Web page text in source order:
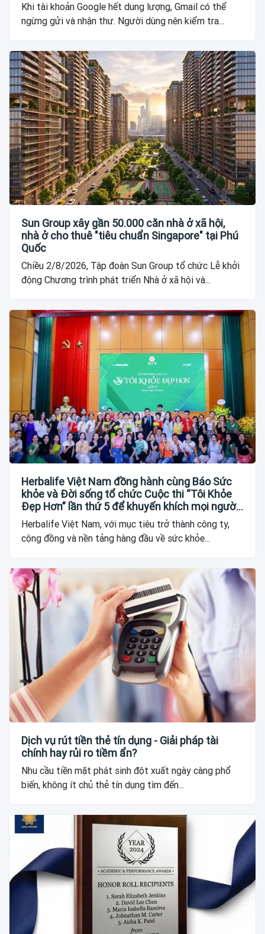
Khi tài khoản Google hết dung lượng, Gmail có thể
ngừng gửi và nhận thư. Người dùng nên kiểm tra...
Sun Group xây gần 50.000 căn nhà ở xã hội,
nhà ở cho thuê "tiêu chuẩn Singapore" tại Phú
Quốc
Chiều 2/8/2026, Tập đoàn Sun Group tổ chức Lễ khởi
động Chương trình phát triển Nhà ở xã hội và...
Herbalife Việt Nam đồng hành cùng Báo Sức
khỏe và Đời sống tổ chức Cuộc thi “Tôi Khỏe
Đẹp Hơn” lần thứ 5 để khuyến khích mọi người
trở thành phiên bản tốt hơn của chính mình
Herbalife Việt Nam, với mục tiêu trở thành công ty,
cộng đồng và nền tảng hàng đầu về sức khỏe...
Dịch vụ rút tiền thẻ tín dụng - Giải pháp tài
chính hay rủi ro tiềm ẩn?
Nhu cầu tiền mặt phát sinh đột xuất ngày càng phổ
biến, không ít chủ thẻ tín dụng tìm đến...